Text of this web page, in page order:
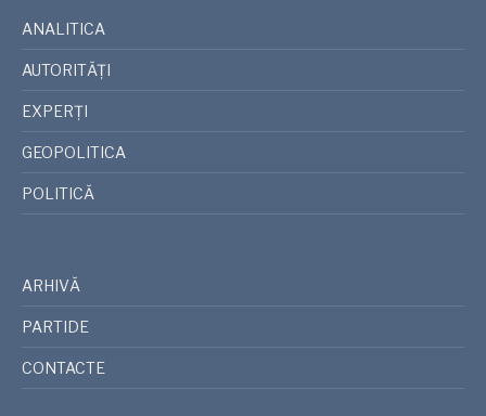
ANALITICA
AUTORITĂȚI
EXPERȚI
GEOPOLITICA
POLITICĂ
ARHIVĂ
PARTIDE
CONTACTE